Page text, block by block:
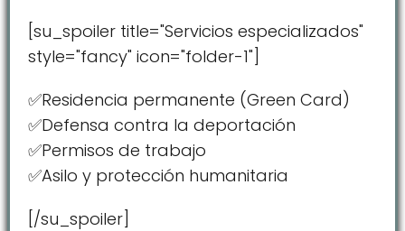
[su_spoiler title="Servicios especializados"
style="fancy" icon="folder-1"]
✅Residencia permanente (Green Card)
✅Defensa contra la deportación
✅Permisos de trabajo
✅Asilo y protección humanitaria
[/su_spoiler]